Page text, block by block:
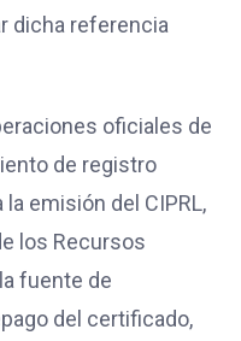
dicha referencia
oficiales de
de registro
emisión del CIPRL,
los Recursos
fuente de
del certificado,